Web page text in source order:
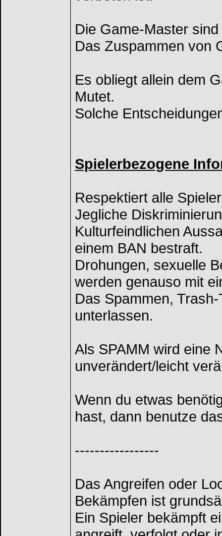
Die Game-Master
Das Zuspammen von
Es obliegt allein dem
Mutet.
Solche
Spielerbezogene
Respektiert alle
Jegliche
Kulturfeindlichen
einem BAN bestraft.
Drohungen, sexuelle
werden genauso mit
Das Spammen,
unterlassen.
Als SPAMM wird eine
unverändert/leicht
Wenn du etwas
hast, dann benutze
-----------------
Das Angreifen oder
Bekämpfen ist
Ein Spieler bekämpft